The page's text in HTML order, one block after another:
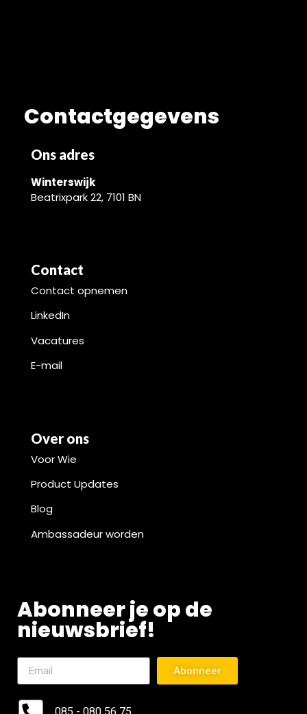
Contactgegevens
Ons adres
Winterswijk
Beatrixpark 22, 7101 BN
Contact
Contact opnemen
LinkedIn
Vacatures
E-mail
Over ons
Voor Wie
Product Updates
Blog
Ambassadeur worden
Abonneer je op de
nieuwsbrief!
Abonneer